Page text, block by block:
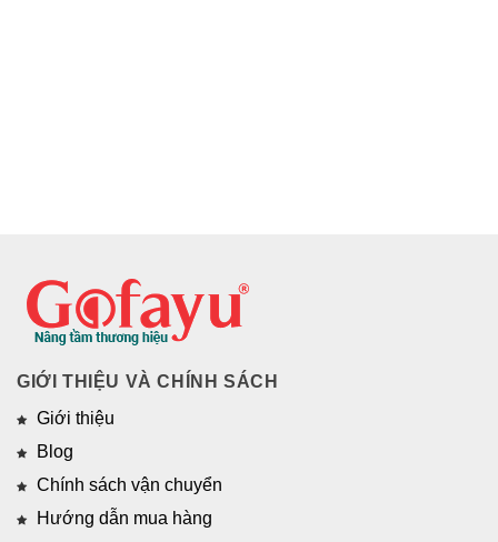
GIỚI THIỆU VÀ CHÍNH SÁCH
Giới thiệu
Blog
Chính sách vận chuyển
Hướng dẫn mua hàng